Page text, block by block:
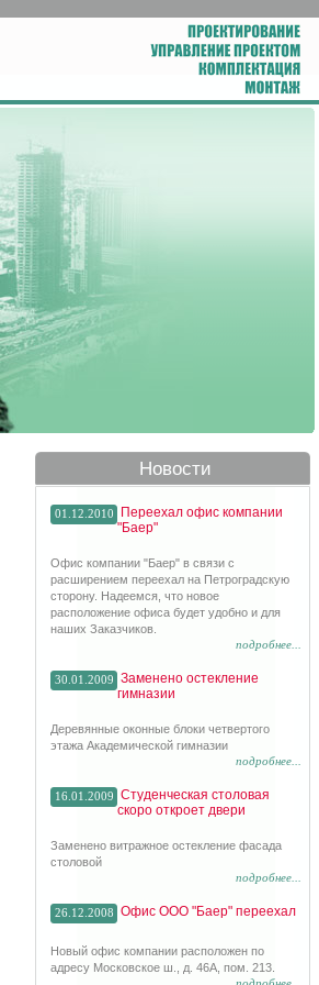
Новости
01.12.2010
Переехал офис компании
"Баер"
Офис компании "Баер" в связи с
расширением переехал на Петроградскую
сторону. Надеемся, что новое
расположение офиса будет удобно и для
наших Заказчиков.
подробнее...
30.01.2009 Заменено остекление
гимназии
Деревянные оконные блоки четвертого
этажа Академической гимназии
подробнее...
16.01.2009 Студенческая столовая
скоро откроет двери
Заменено витражное остекление фасада
столовой
подробнее...
26.12.2008 Офис ООО "Баер" переехал
Новый офис компании расположен по
адресу Московское ш., д. 46А, пом. 213.